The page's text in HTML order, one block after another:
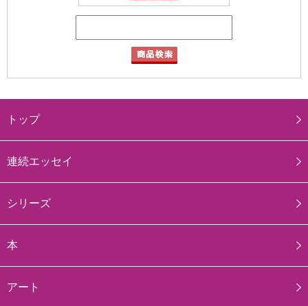
トップ
連続エッセイ
シリーズ
本
アート